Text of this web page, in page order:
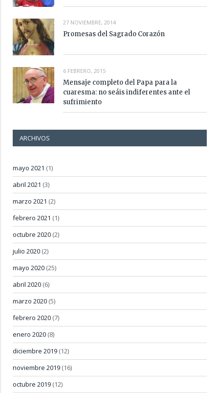
27 NOVIEMBRE, 2014
Promesas del Sagrado Corazón
6 FEBRERO, 2015
Mensaje completo del Papa para la
cuaresma: no seáis indiferentes ante el
sufrimiento
ARCHIVOS
mayo 2021 (1)
abril 2021 (3)
marzo 2021 (2)
febrero 2021 (1)
octubre 2020 (2)
julio 2020 (2)
mayo 2020 (25)
abril 2020 (6)
marzo 2020 (5)
febrero 2020 (7)
enero 2020 (8)
diciembre 2019 (12)
noviembre 2019 (16)
octubre 2019 (12)